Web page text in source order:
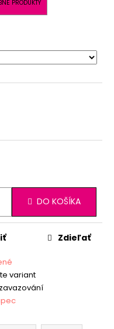
PRODUKTY
DO KOŠÍKA
variant
Zdieľať